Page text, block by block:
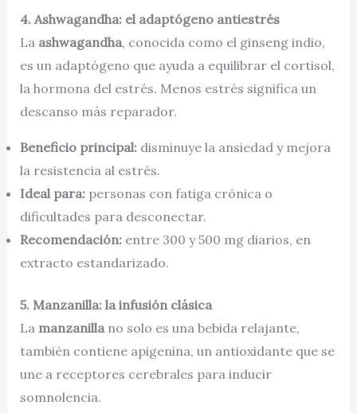
4. Ashwagandha: el adaptógeno antiestrés
La ashwagandha, conocida como el ginseng indio,
es un adaptógeno que ayuda a equilibrar el cortisol,
la hormona del estrés. Menos estrés significa un
descanso más reparador.
Beneficio principal:disminuye la ansiedad y mejora
la resistencia al estrés.
Ideal para:personas con fatiga crónica o
dificultades para desconectar.
Recomendación:entre 300 y 500 mg diarios, en
extracto estandarizado.
5. Manzanilla: la infusión clásica
La manzanillano solo es una bebida relajante,
también contiene apigenina, un antioxidante que se
une a receptores cerebrales para inducir
somnolencia.